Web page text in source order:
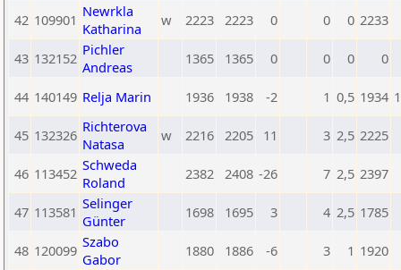
42 109901 Newrkla
Katharina
w 2223 2223 0 0 0 2233
43 132152 Pichler
Andreas
1365 1365 0 0 0 0
44 140149 Relja Marin 1936 1938 -2 1 0,5 1934
45 132326 Richterova
Natasa
w 2216 2205 11 3 2,5 2225
46 113452 Schweda
Roland
2382 2408 -26 7 2,5 2397
47 113581 Selinger
Günter
1698 1695 3 4 2,5 1785
48 120099 Szabo
Gabor
1880 1886 -6 3 1 1920